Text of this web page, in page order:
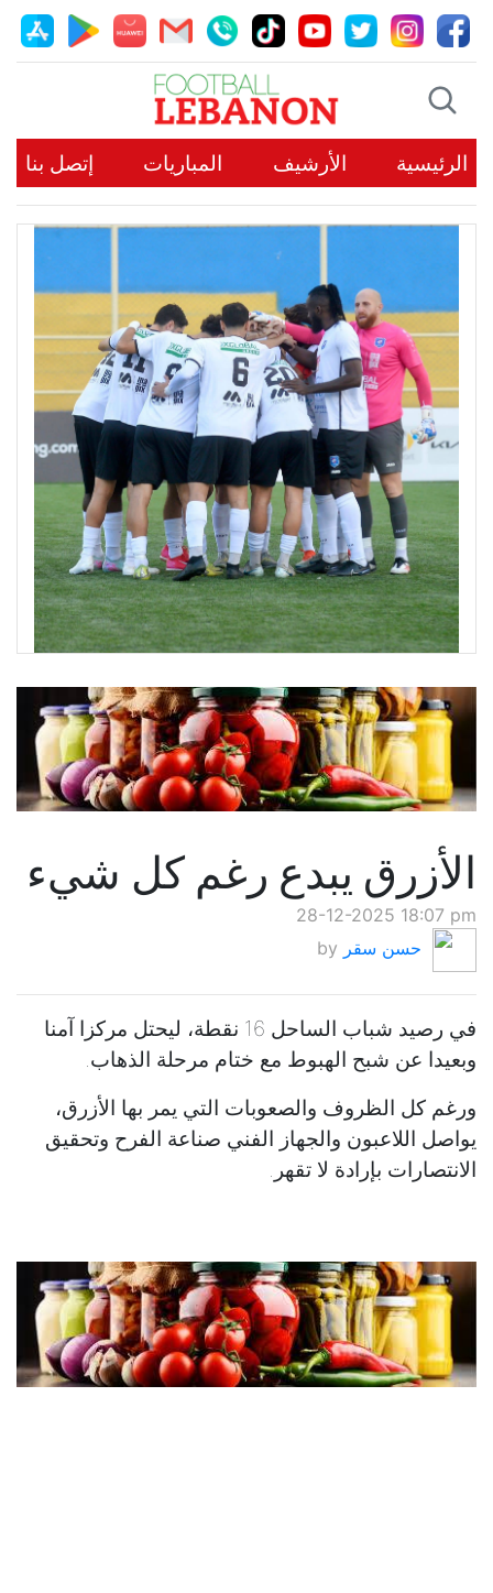
الرئيسية الأرشيف المباريات إتصل بنا
الأزرق يبدع رغم كل شيء
28-12-2025 18:07 pm
by حسن سقر
في رصيد شباب الساحل 16 نقطة، ليحتل مركزا آمنا
وبعيدا عن شبح الهبوط مع ختام مرحلة الذهاب.
ورغم كل الظروف والصعوبات التي يمر بها الأزرق،
يواصل اللاعبون والجهاز الفني صناعة الفرح وتحقيق
الانتصارات بإرادة لا تقهر.